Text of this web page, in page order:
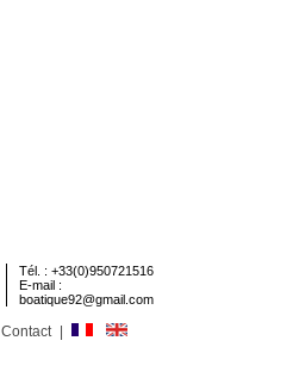
Tél. : +33(0)950721516
E-mail :
boatique92@gmail.com
Contact